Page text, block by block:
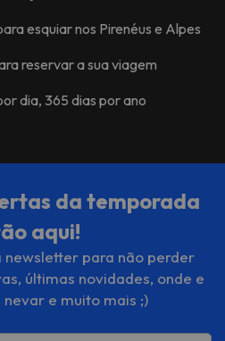
estar com uma cama de rodízio
duas pessoas, uma cama de
A cozinha totalmente
com 2 bicos e lava-louças e
esquiar nos Pirenéus e Alpes
reservar a sua viagem
dia, 365 dias por ano
da temporada
aqui!
newsletter para não perder
últimas novidades, onde e
e muito mais ;)